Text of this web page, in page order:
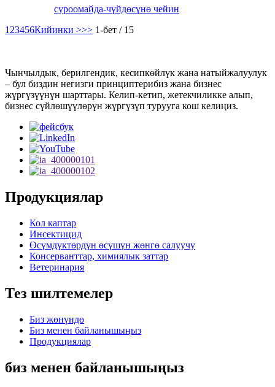
суроомайда-чүйдөсүнө чейин
1 23456Кийинки >>> 1-бет / 15
Чынчылдык, берилгендик, кесипкөйлүк жана натыйжалуулук
– бул биздин негизги принциптерибиз жана бизнес
жүргүзүүнүн шарттары. Келип-кетип, жетекчиликке алып,
бизнес сүйлөшүүлөрүн жүргүзүп турууга кош келиңиз.
Продукциялар
Кол каптар
Инсектицид
Өсүмдүктөрдүн өсүшүн жөнгө салуучу
Консерванттар, химиялык заттар
Ветеринария
Тез шилтемелер
Биз жөнүндө
Биз менен байланышыңыз
Продукциялар
биз менен байланышыңыз